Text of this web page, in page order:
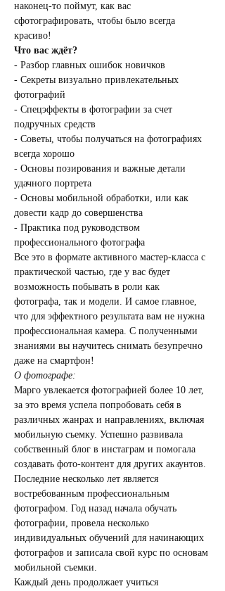
наконец-то поймут, как вас
сфотографировать, чтобы было всегда
красиво!
Что вас ждёт?
- Разбор главных ошибок новичков
- Секреты визуально привлекательных
фотографий
- Спецэффекты в фотографии за счет
подручных средств
- Советы, чтобы получаться на фотографиях
всегда хорошо
- Основы позирования и важные детали
удачного портрета
- Основы мобильной обработки, или как
довести кадр до совершенства
- Практика под руководством
профессионального фотографа
Все это в формате активного мастер-класса с
практической частью, где у вас будет
возможность побывать в роли как
фотографа, так и модели. И самое главное,
что для эффектного результата вам не нужна
профессиональная камера. С полученными
знаниями вы научитесь снимать безупречно
даже на смартфон!
О фотографе:
Марго увлекается фотографией более 10 лет,
за это время успела попробовать себя в
различных жанрах и направлениях, включая
мобильную съемку. Успешно развивала
собственный блог в инстаграм и помогала
создавать фото-контент для других акаунтов.
Последние несколько лет является
востребованным профессиональным
фотографом. Год назад начала обучать
фотографии, провела несколько
индивидуальных обучений для начинающих
фотографов и записала свой курс по основам
мобильной съемки.
Каждый день продолжает учиться